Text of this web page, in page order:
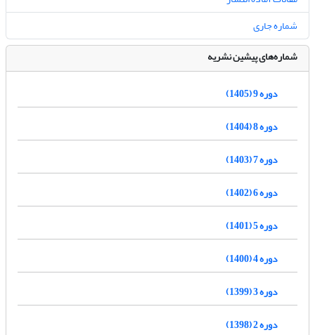
شماره جاری
شماره‌های پیشین نشریه
دوره 9 (1405)
دوره 8 (1404)
دوره 7 (1403)
دوره 6 (1402)
دوره 5 (1401)
دوره 4 (1400)
دوره 3 (1399)
دوره 2 (1398)